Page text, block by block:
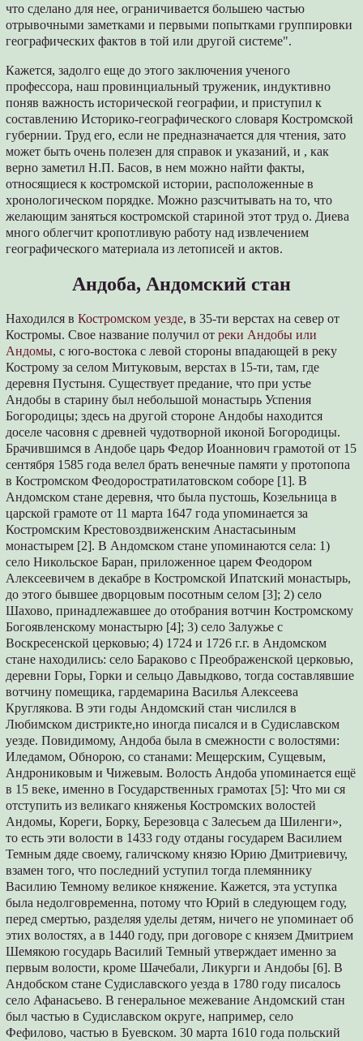
что сделано для нее, ограничивается большею частью
отрывочными заметками и первыми попытками группировки
географических фактов в той или другой системе".
Кажется, задолго еще до этого заключения ученого
профессора, наш провинциальный труженик, индуктивно
поняв важность исторической географии, и приступил к
составлению Историко-географического словаря Костромской
губернии. Труд его, если не предназначается для чтения, зато
может быть очень полезен для справок и указаний, и , как
верно заметил Н.П. Басов, в нем можно найти факты,
относящиеся к костромской истории, расположенные в
хронологическом порядке. Можно разсчитывать на то, что
желающим заняться костромской стариной этот труд о. Диева
много облегчит кропотливую работу над извлечением
географического материала из летописей и актов.
Андоба, Андомский стан
Находился вКостромском уезде, в 35-ти верстах на север от
Костромы. Свое название получил отреки Андобы или
Андомы, с юго-востока с левой стороны впадающей в реку
Кострому за селом Митуковым, верстах в 15-ти, там, где
деревня Пустыня. Существует предание, что при устье
Андобы в старину был небольшой монастырь Успения
Богородицы; здесь на другой стороне Андобы находится
доселе часовня с древней чудотворной иконой Богородицы.
Брачившимся в Андобе царь Федор Иоаннович грамотой от 15
сентября 1585 года велел брать венечные памяти у протопопа
в Костромском Феодоростратилатовском соборе [1]. В
Андомском стане деревня, что была пустошь, Козельница в
царской грамоте от 11 марта 1647 года упоминается за
Костромским Крестовоздвиженским Анастасьиным
монастырем [2]. В Андомском стане упоминаются села: 1)
cело Никольское Баран, приложенное царем Феодором
Алексеевичем в декабре в Костромской Ипатский монастырь,
до этого бывшее дворцовым посотным селом [3]; 2) cело
Шахово, принадлежавшее до отобрания вотчин Костромскому
Богоявленскому монастырю [4]; 3) cело Залужье с
Воскресенской церковью; 4) 1724 и 1726 г.г. в Андомском
стане находились: село Бараково с Преображенской церковью,
деревни Горы, Горки и сельцо Давыдково, тогда составлявшие
вотчину помещика, гардемарина Василья Алексеева
Круглякова. В эти годы Андомский стан числился в
Любимском дистрикте,но иногда писался и в Судиславском
уезде. Повидимому, Андоба была в смежности с волостями:
Иледамом, Обнорою, со станами: Мещерским, Сущевым,
Андрониковым и Чижевым. Волость Андоба упоминается ещё
в 15 веке, именно в Государственных грамотах [5]: Что ми ся
отступить из великаго княженья Костромских волостей
Андомы, Кореги, Борку, Березовца с Залесьем да Шиленги»,
то есть эти волости в 1433 году отданы государем Василием
Темным дяде своему, галичскому князю Юрию Дмитриевичу,
взамен того, что последний уступил тогда племяннику
Василию Темному великое княжение. Кажется, эта уступка
была недолговременна, потому что Юрий в следующем году,
перед смертью, разделяя уделы детям, ничего не упоминает об
этих волостях, а в 1440 году, при договоре с князем Дмитрием
Шемякою государь Василий Темный утверждает именно за
первым волости, кроме Шачебали, Ликурги и Андобы [6]. В
Андобском стане Судиславского уезда в 1780 году писалось
село Афанасьево. В генеральное межевание Андомский стан
был частью в Судиславском округе, например, село
Фефилово, частью в Буевском. 30 марта 1610 года польский